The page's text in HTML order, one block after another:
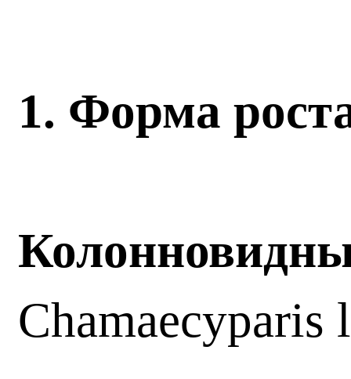
1. Форма